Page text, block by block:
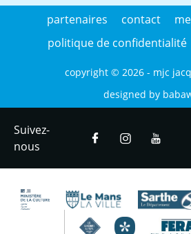
partenaires contact
politique de confidentialité
copyright © 2026 - mjc
designed by
Suivez-
nous